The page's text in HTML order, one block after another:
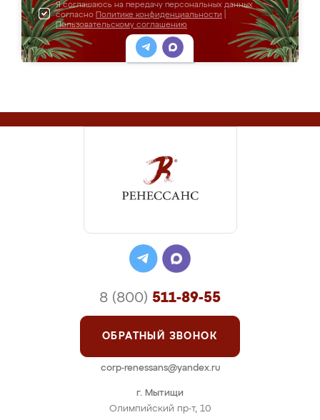
Я соглашаюсь на передачу персональных данных
согласно Политике конфиденциальности
Пользовательскому соглашению
г. Мытищи
Олимпийский пр-т, 10
8 (800) 511-89-55
ОБРАТНЫЙ ЗВОНОК
corp-renessans@yandex.ru